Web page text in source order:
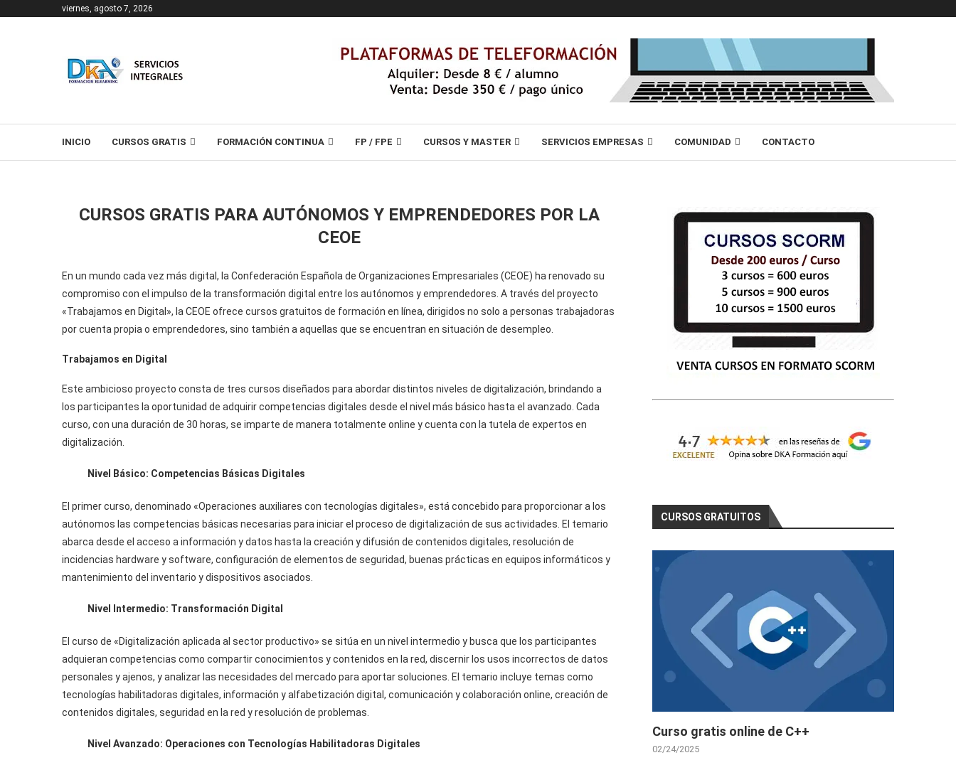
viernes, agosto 7, 2026
INICIO CURSOS GRATIS FORMACIÓN CONTINUA FP / FPE CURSOS Y MASTER SERVICIOS EMPRESAS COMUNIDAD CONTACTO
CURSOS GRATIS PARA AUTÓNOMOS Y EMPRENDEDORES POR LA
CEOE
En un mundo cada vez más digital, la Confederación Española de Organizaciones Empresariales (CEOE) ha renovado su
compromiso con el impulso de la transformación digital entre los autónomos y emprendedores. A través del proyecto
«Trabajamos en Digital», la CEOE ofrece cursos gratuitos de formación en línea, dirigidos no solo a personas trabajadoras
por cuenta propia o emprendedores, sino también a aquellas que se encuentran en situación de desempleo.
Trabajamos en Digital
Este ambicioso proyecto consta de tres cursos diseñados para abordar distintos niveles de digitalización, brindando a
los participantes la oportunidad de adquirir competencias digitales desde el nivel más básico hasta el avanzado. Cada
curso, con una duración de 30 horas, se imparte de manera totalmente online y cuenta con la tutela de expertos en
digitalización.
Nivel Básico: Competencias Básicas Digitales
El primer curso, denominado «Operaciones auxiliares con tecnologías digitales», está concebido para proporcionar a los
autónomos las competencias básicas necesarias para iniciar el proceso de digitalización de sus actividades. El temario
abarca desde el acceso a información y datos hasta la creación y difusión de contenidos digitales, resolución de
incidencias hardware y software, configuración de elementos de seguridad, buenas prácticas en equipos informáticos y
mantenimiento del inventario y dispositivos asociados.
Nivel Intermedio: Transformación Digital
El curso de «Digitalización aplicada al sector productivo» se sitúa en un nivel intermedio y busca que los participantes
adquieran competencias como compartir conocimientos y contenidos en la red, discernir los usos incorrectos de datos
personales y ajenos, y analizar las necesidades del mercado para aportar soluciones. El temario incluye temas como
tecnologías habilitadoras digitales, información y alfabetización digital, comunicación y colaboración online, creación de
contenidos digitales, seguridad en la red y resolución de problemas.
Nivel Avanzado: Operaciones con Tecnologías Habilitadoras Digitales
CURSOS GRATUITOS
Curso gratis online de C++
02/24/2025